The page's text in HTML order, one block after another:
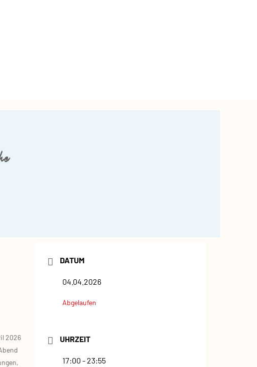
2026
DATUM
04.04.2026
Abgelaufen
UHRZEIT
17:00 - 23:55